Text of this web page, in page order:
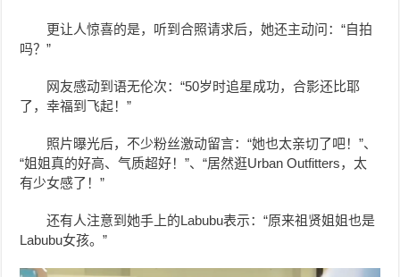
更让人惊喜的是，听到合照请求后，她还主动问：“自拍
吗？”
网友感动到语无伦次：“50岁时追星成功，合影还比耶
了，幸福到飞起！”
照片曝光后，不少粉丝激动留言：“她也太亲切了吧！”、
“姐姐真的好高、气质超好！”、“居然逛Urban Outfitters，太
有少女感了！”
还有人注意到她手上的Labubu表示：“原来祖贤姐姐也是
Labubu女孩。”